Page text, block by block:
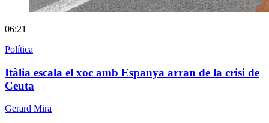
06:21
Política
Itàlia escala el xoc amb Espanya arran de la crisi de
Ceuta
Gerard Mira